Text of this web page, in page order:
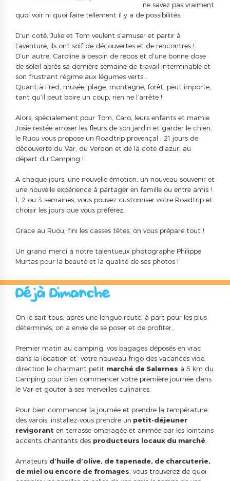
ne savez pas vraiment
quoi voir ni quoi faire tellement il y a de possibilités.
D’un coté, Julie et Tom veulent s’amuser et partir à
l’aventure, ils ont soif de découvertes et de rencontres !
D’un autre, Caroline à besoin de repos et d’une bonne dose
de soleil après sa dernière semaine de travail interminable et
son frustrant régime aux légumes verts…
Quant à Fred, musée, plage, montagne, forêt, peut importe,
tant qu’il peut boire un coup, rien ne l’arrête !
Alors, spécialement pour Tom, Caro, leurs enfants et mamie
Josie restée arroser les fleurs de son jardin et garder le chien,
le Ruou vous propose un Roadtrip provençal : 21 jours de
découverte du Var, du Verdon et de la cote d’azur, au
départ du Camping !
A chaque jours, une nouvelle émotion, un nouveau souvenir et
une nouvelle expérience à partager en famille ou entre amis !
1, 2 ou 3 semaines, vous pouvez customiser votre Roadtrip et
choisir les jours que vous préférez.
Grace au Ruou, fini les casses têtes, on vous prépare tout !
Un grand merci à notre talentueux photographe Philippe
Murtas pour la beauté et la qualité de ses photos !
Déjà Dimanche ?!
On le sait tous, après une longue route, à part pour les plus
déterminés, on a envie de se poser et de profiter…
Premier matin au camping, vos bagages déposés en vrac
dans la location et votre nouveau frigo des vacances vide,
direction le charmant petit marché de Salernes à 5 km du
Camping pour bien commencer votre première journée dans
le Var et gouter à ses merveilles culinaires.
Pour bien commencer la journée et prendre la température
des varois, installez-vous prendre un petit-déjeuner
revigorant en terrasse ombragée et animée par les lointains
accents chantants des producteurs locaux du marché.
Amateurs d’huile d’olive, de tapenade, de charcuterie,
de miel ou encore de fromages, vous trouverez de quoi